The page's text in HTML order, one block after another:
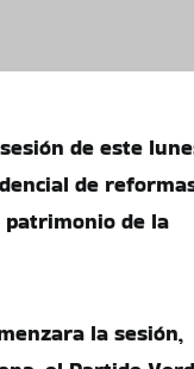
de este
de
de la
la